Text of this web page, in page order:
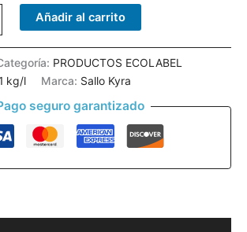
Añadir al carrito
PRODUCTOS ECOLABEL
kg/l Marca: Sallo Kyra
seguro garantizado